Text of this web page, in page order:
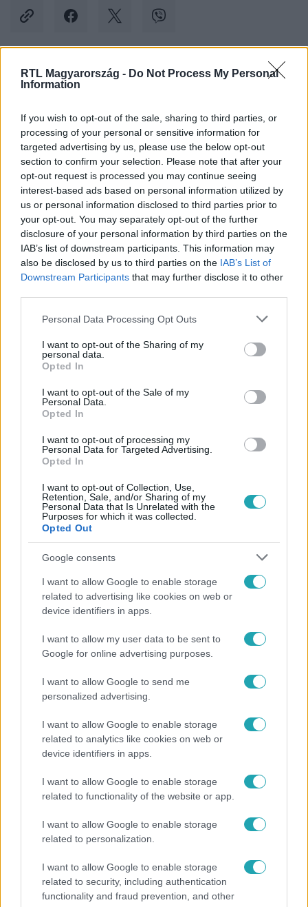
RTL Magyarország - Do Not Process My Personal
Information
If you wish to opt-out of the sale, sharing to third parties, or
processing of your personal or sensitive information for
targeted advertising by us, please use the below opt-out
section to confirm your selection. Please note that after your
opt-out request is processed you may continue seeing
interest-based ads based on personal information utilized by
us or personal information disclosed to third parties prior to
your opt-out. You may separately opt-out of the further
disclosure of your personal information by third parties on the
IAB’s list of downstream participants. This information may
also be disclosed by us to third parties on the IAB’s List of
Downstream Participants that may further disclose it to other
Please note that this website/app uses one or more Google
not limited to your visit or usage behaviour. You may click to
grant or deny consent to Google and its third-party tags to
use your data for below specified purposes in below Google
consent section.
Personal Data Processing Opt Outs
I want to opt-out of the Sharing of my
personal data.
Opted In
I want to opt-out of the Sale of my
Personal Data.
Opted In
I want to opt-out of processing my
Personal Data for Targeted Advertising.
Opted In
I want to opt-out of Collection, Use,
Retention, Sale, and/or Sharing of my
Personal Data that Is Unrelated with the
Purposes for which it was collected.
Opted Out
Google consents
I want to allow Google to enable storage
related to advertising like cookies on web or
device identifiers in apps.
I want to allow my user data to be sent to
Google for online advertising purposes.
I want to allow Google to send me
personalized advertising.
I want to allow Google to enable storage
related to analytics like cookies on web or
device identifiers in apps.
I want to allow Google to enable storage
related to functionality of the website or app.
I want to allow Google to enable storage
related to personalization.
I want to allow Google to enable storage
related to security, including authentication
functionality and fraud prevention, and other
Kövess minket, és értesülj a friss hírekről a
Követem
#CELEBKLUB RTL RTL KLUB
ÉKSZER #KERESÉS #LOPÁS #MEGTALÁL
#CSALÁDI ÖRÖKSÉG ANYA
Népszerű
Életmód
értékét is csökkentheti
kitagadta Nagy Zsoltot